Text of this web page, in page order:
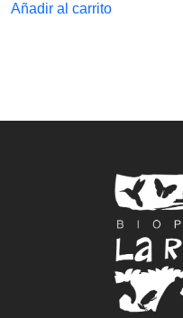
Añadir al carrito